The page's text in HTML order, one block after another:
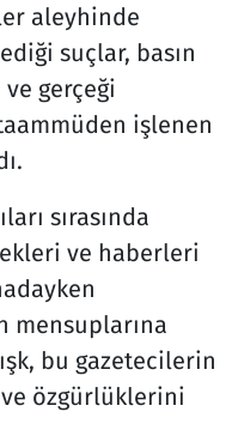
aleyhinde
suçlar, basın
gerçeği
işlenen
sırasında
ve haberleri
mensuplarına
bu gazetecilerin
özgürlüklerini